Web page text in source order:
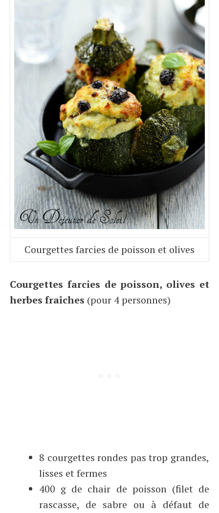
Courgettes farcies de poisson et olives
Courgettes farcies de poisson, olives et
herbes fraîches (pour 4 personnes)
8 courgettes rondes pas trop grandes,
lisses et fermes
400 g de chair de poisson (filet de
rascasse, de sabre ou à défaut de